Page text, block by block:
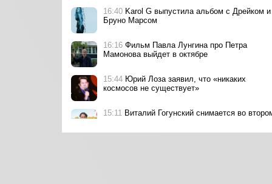
16:40 Karol G выпустила альбом с Дрейком и
Бруно Марсом
16:16 Фильм Павла Лунгина про Петра
Мамонова выйдет в октябре
15:44 Юрий Лоза заявил, что «никаких
космосов не существует»
15:11 Виталий Гогунский снимается во